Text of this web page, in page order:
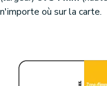
n'importe où sur la carte.